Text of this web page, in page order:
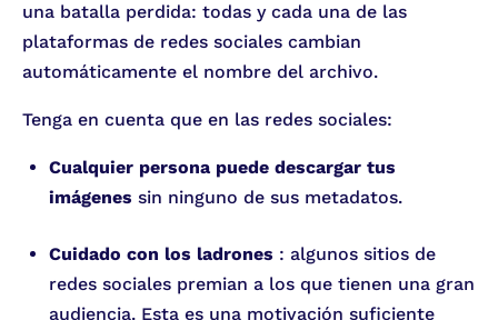
una batalla perdida: todas y cada una de las
plataformas de redes sociales cambian
automáticamente el nombre del archivo.
Tenga en cuenta que en las redes sociales:
Cualquier persona puede descargar tus
imágenes sin ninguno de sus metadatos.
Cuidado con los ladrones : algunos sitios de
redes sociales premian a los que tienen una gran
audiencia. Esta es una motivación suficiente